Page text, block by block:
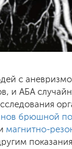
с
и АБА
брюшной
магнитно-